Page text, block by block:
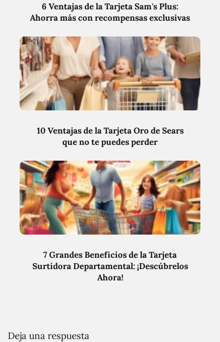
6 Ventajas de la Tarjeta Sam's Plus:
Ahorra más con recompensas exclusivas
10 Ventajas de la Tarjeta Oro de Sears
que no te puedes perder
7 Grandes Beneficios de la Tarjeta
Surtidora Departamental: ¡Descúbrelos
Ahora!
Deja una respuesta